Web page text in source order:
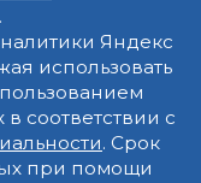
.
Яндекс
использовать
соответствии с
. Срок
при помощи